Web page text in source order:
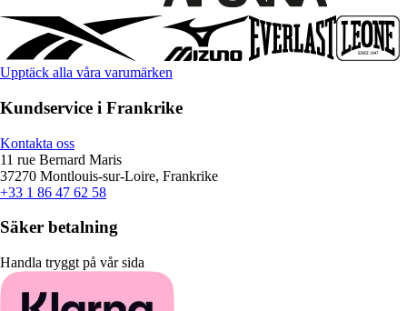
Upptäck alla våra varumärken
Kundservice i Frankrike
Kontakta oss
11 rue Bernard Maris
37270 Montlouis-sur-Loire, Frankrike
+33 1 86 47 62 58
Säker betalning
Handla tryggt på vår sida